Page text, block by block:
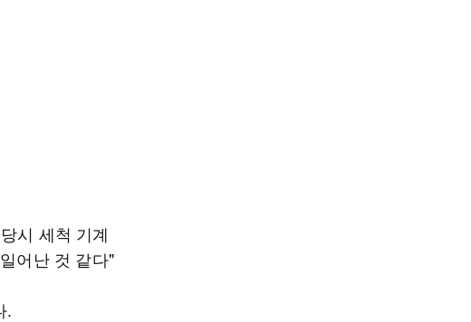
시 세척 기계
어난 것 같다"
.